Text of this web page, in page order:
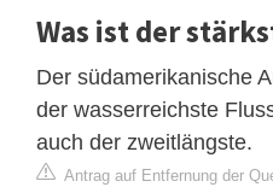
Was ist der
Der südamerikanische
der wasserreichste
auch der zweitlängste.
Antrag auf Entfernung der